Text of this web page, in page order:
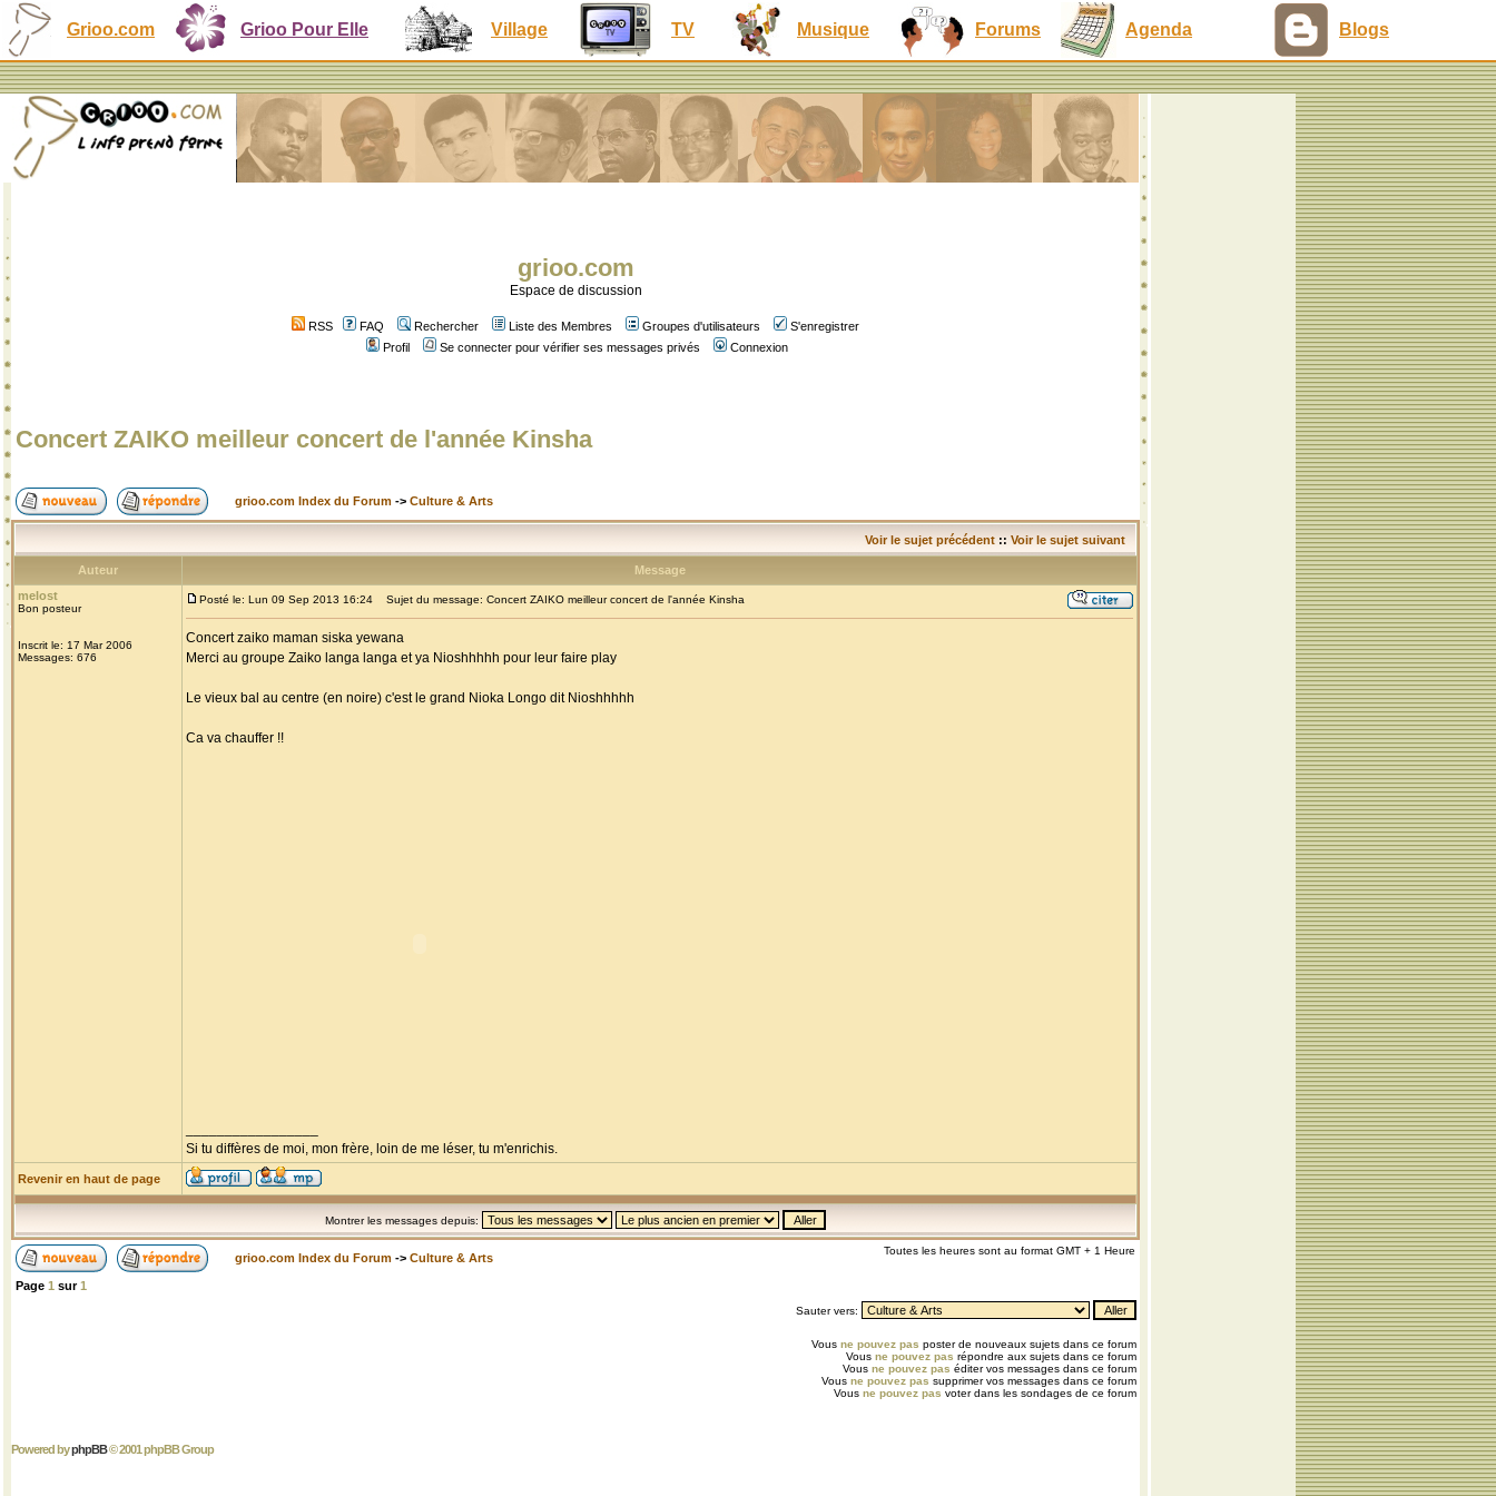
Grioo.com Grioo Pour Elle Village TV Musique Forums Agenda Blogs
grioo.com
Espace de discussion
RSS FAQ Rechercher Liste des Membres Groupes d'utilisateurs
S'enregistrer
Profil
Se connecter pour vérifier ses messages privés Connexion
Concert ZAIKO meilleur concert de l'année Kinsha
grioo.com Index du Forum -> Culture & Arts
Voir le sujet précédent :: Voir le sujet suivant
Auteur
Message
melost
Bon posteur
Inscrit le: 17 Mar 2006
Messages: 676
Posté le: Lun 09 Sep 2013 16:24 Sujet du message: Concert ZAIKO meilleur concert de l'année Kinsha
Concert zaiko maman siska yewana
Merci au groupe Zaiko langa langa et ya Nioshhhhh pour leur faire play
Le vieux bal au centre (en noire) c'est le grand Nioka Longo dit Nioshhhhh
Ca va chauffer !!
Si tu diffères de moi, mon frère, loin de me léser, tu m'enrichis.
Revenir en haut de page
Montrer les messages depuis:
grioo.com Index du Forum -> Culture & Arts
Toutes les heures sont au format GMT + 1 Heure
Page 1 sur1
Sauter vers:
Vous ne pouvez pas poster de nouveaux sujets dans ce forum
Vous ne pouvez pas répondre aux sujets dans ce forum
Vous ne pouvez pas éditer vos messages dans ce forum
Vous ne pouvez pas supprimer vos messages dans ce forum
Vous ne pouvez pas voter dans les sondages de ce forum
Powered byphpBB© 2001 phpBB Group